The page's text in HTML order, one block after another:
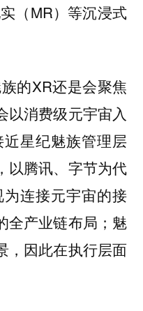
（MR）等沉浸式
的XR还是会聚焦
以消费级元宇宙入
近星纪魅族管理层
以腾讯、字节为代
连接元宇宙的接
全产业链布局；魅
，因此在执行层面